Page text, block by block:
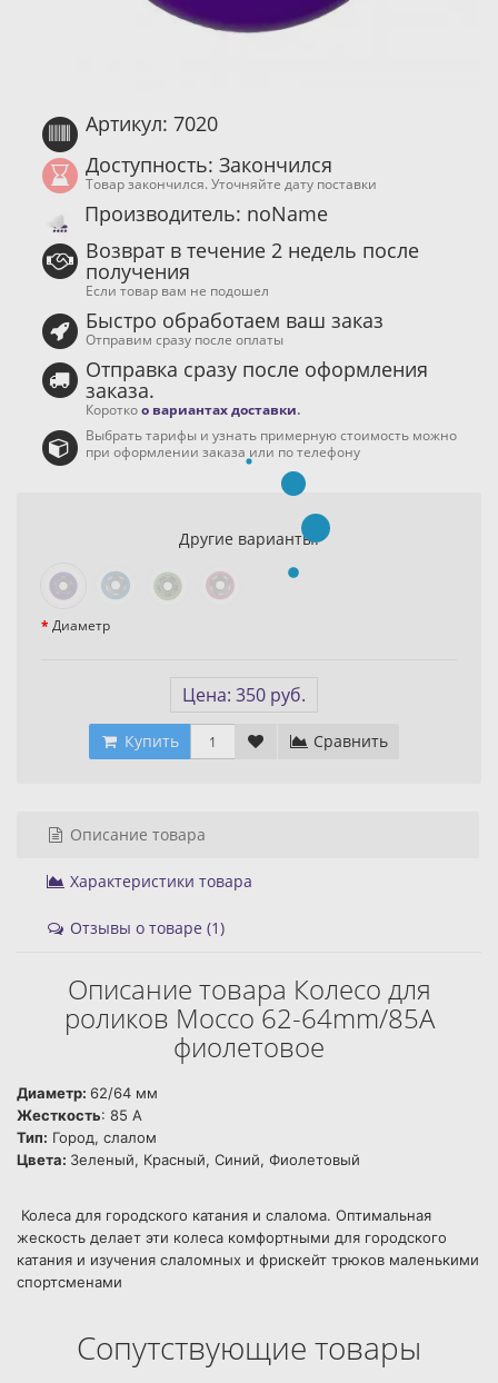
Артикул: 7020
Доступность: Закончился
Товар закончился. Уточняйте дату поставки
Производитель: noName
Возврат в течение 2 недель после
получения
Если товар вам не подошел
Быстро обработаем ваш заказ
Отправим сразу после оплаты
Отправка сразу после оформления
заказа.
Короткоо вариантах доставки.
Выбрать тарифы и узнать примерную стоимость можно
при оформлении заказа или по телефону
Другие варианты:
Диаметр
Цена: 350 руб.
Купить Сравнить
Описание товара
Характеристики товара
Отзывы о товаре (1)
Описание товара Колесо для
роликов Mocco 62-64mm/85A
фиолетовое
Диаметр: 62/64 мм
Жесткость: 85 А
Тип: Город, слалом
Цвета: Зеленый, Красный, Синий, Фиолетовый
Колеса для городского катания и слалома. Оптимальная
жескость делает эти колеса комфортными для городского
катания и изучения слаломных и фрискейт трюков маленькими
спортсменами
Сопутствующие товары